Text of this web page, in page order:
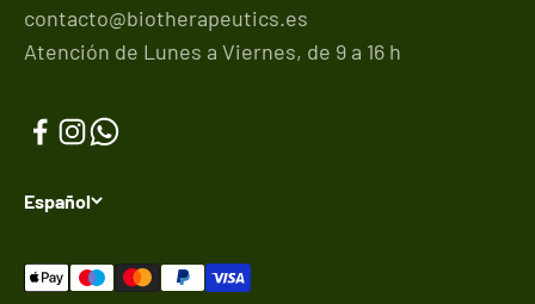
contacto@biotherapeutics.es
Atención de Lunes a Viernes, de 9 a 16 h
Español